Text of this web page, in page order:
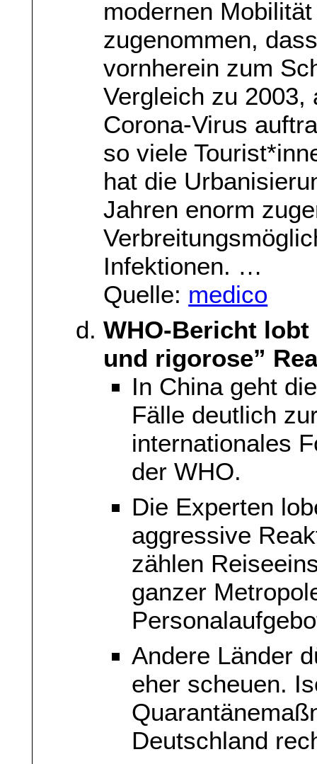
modernen
zugenommen,
vornherein zum
Vergleich zu 2003,
Corona-Virus
so viele
hat die
Jahren enorm
Infektionen. …
Quelle: medico
WHO-Bericht
und rigorose”
In China geht
Fälle deutlich
internationales
der WHO.
Die Experten
aggressive
zählen
ganzer
Andere Länder
eher scheuen.
Deutschland